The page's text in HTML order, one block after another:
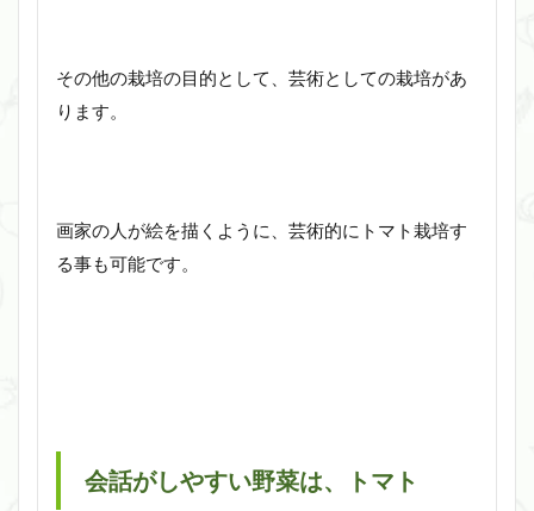
その他の栽培の目的として、芸術としての栽培があ
ります。
画家の人が絵を描くように、芸術的にトマト栽培す
る事も可能です。
会話がしやすい野菜は、トマト